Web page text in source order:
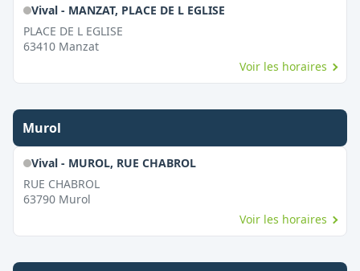
Vival - MANZAT, PLACE DE L EGLISE
PLACE DE L EGLISE
63410 Manzat
Voir les horaires
Murol
Vival - MUROL, RUE CHABROL
RUE CHABROL
63790 Murol
Voir les horaires